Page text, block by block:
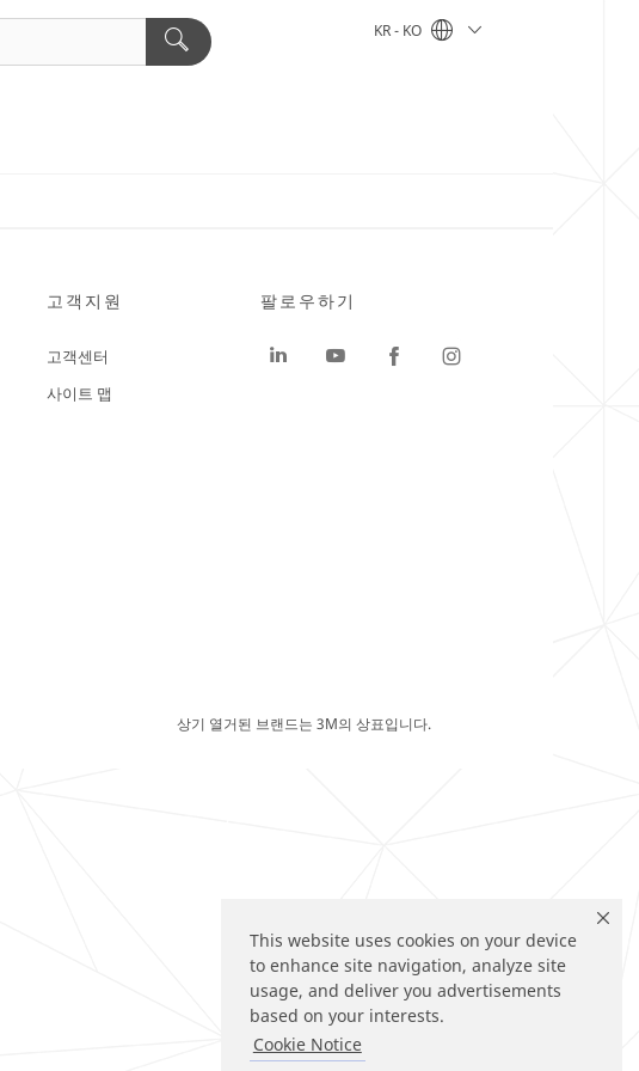
This website uses cookies on your device
to enhance site navigation, analyze site
usage, and deliver you advertisements
based on your interests.
Cookie Notice
KR - KO
고객지원
고객센터
사이트 맵
팔로우하기
상기 열거된 브랜드는 3M의 상표입니다.